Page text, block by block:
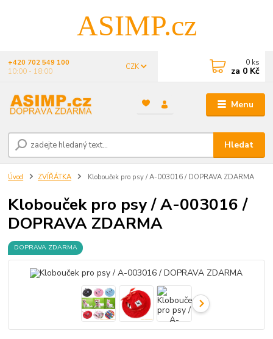
ASIMP.cz
Menu
CZK
Hledat
+420 702 549 100
10:00 - 18:00
0 ks
za 0 Kč
Úvod ZVÍŘÁTKA Klobouček pro psy / A-003016 / DOPRAVA ZDARMA
Klobouček pro psy / A-003016 /
DOPRAVA ZDARMA
DOPRAVA ZDARMA